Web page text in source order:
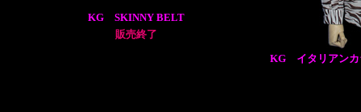
KG SKINNY BELT
販売終了
KG イタリアンカ